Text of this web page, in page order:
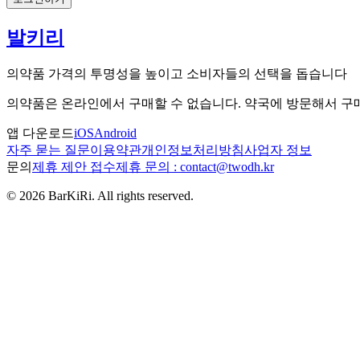
발키리
의약품 가격의 투명성을 높이고 소비자들의 선택을 돕습니다
의약품은 온라인에서 구매할 수 없습니다. 약국에 방문해서 구
앱 다운로드iOSAndroid
자주 묻는 질문이용약관개인정보처리방침사업자 정보
문의 제휴 제안 접수제휴 문의 : contact@twodh.kr
© 2026 BarKiRi. All rights reserved.